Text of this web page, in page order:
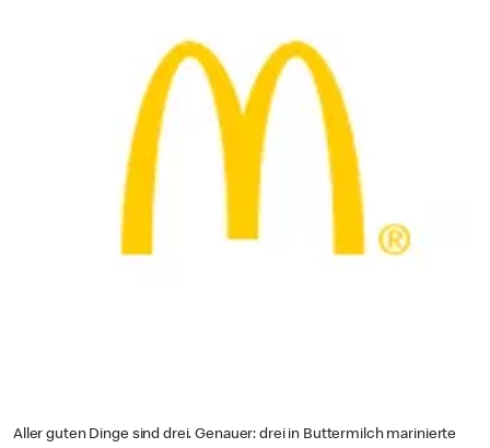
Aller guten Dinge sind drei. Genauer: drei in Buttermilch marinierte